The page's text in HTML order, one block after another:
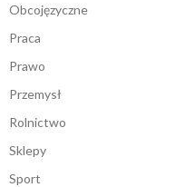
Obcojęzyczne
Praca
Prawo
Przemysł
Rolnictwo
Sklepy
Sport